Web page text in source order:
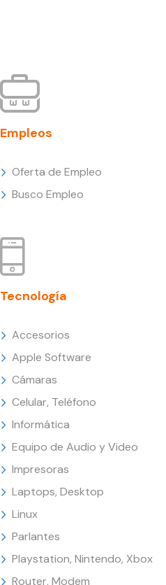
Empleos
Oferta de Empleo
Busco Empleo
Tecnología
Accesorios
Apple Software
Cámaras
Celular, Teléfono
Informática
Equipo de Audio y Video
Impresoras
Laptops, Desktop
Linux
Parlantes
Playstation, Nintendo, Xbox
Router, Modem